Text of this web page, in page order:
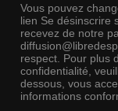
Vous pouvez
lien Se désinscrire
recevez de notre
respect. Pour plus
confidentialité,
dessous, vous
informations